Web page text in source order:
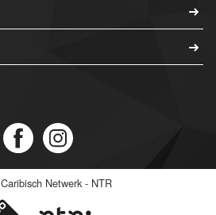
Caribisch Netwerk - NTR